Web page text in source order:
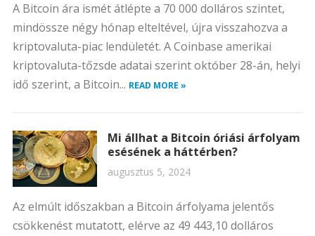
A Bitcoin ára ismét átlépte a 70 000 dolláros szintet,
mindössze négy hónap elteltével, újra visszahozva a
kriptovaluta-piac lendületét. A Coinbase amerikai
kriptovaluta-tőzsde adatai szerint október 28-án, helyi
idő szerint, a Bitcoin... READ MORE »
Mi állhat a Bitcoin óriási árfolyam
esésének a háttérben?
augusztus 5, 2024
Az elmúlt időszakban a Bitcoin árfolyama jelentős
csökkenést mutatott, elérve az 49 443,10 dolláros